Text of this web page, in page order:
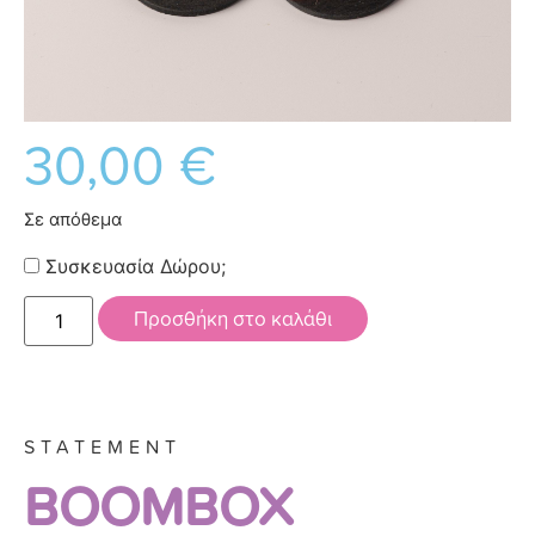
STATEMENT
BOOMBOX
30,00 €
Σε απόθεμα
Συσκευασία Δώρου;
Προσθήκη στο καλάθι